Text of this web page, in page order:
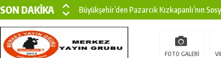
SON DAKİKA
Büyükşehir’den Pazarcık Kızkapanlı’nın
Büyükşehir’den Pazarcık Kırsalına Modern
Çin’den KSÜ’ye Uluslararası Başarı:
FOTO GALERİ